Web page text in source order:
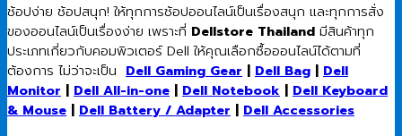
ช้อปง่าย ช้อปสนุก! ให้ทุกการช้อปออนไลน์เป็นเรื่องสนุก และทุกการสั่ง
ของออนไลน์เป็นเรื่องง่าย เพราะที่ Dellstore Thailand มีสินค้าทุก
ประเภทเกี่ยวกับคอมพิวเตอร์ Dell ให้คุณเลือกซื้อออนไลน์ได้ตามที่
ต้องการ ไม่ว่าจะเป็น Dell Gaming Gear | Dell Bag | Dell
Monitor | Dell All-in-one | Dell Notebook | Dell Keyboard
& Mouse | Dell Battery / Adapter | Dell Accessories